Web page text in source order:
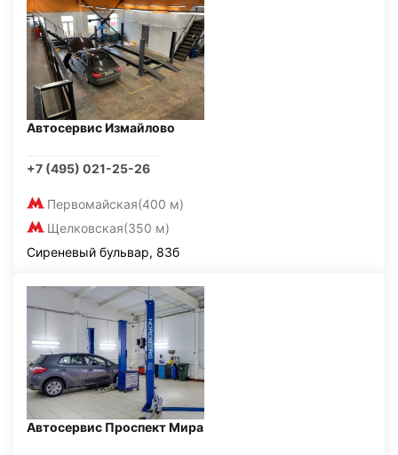
Автосервис Измайлово
+7 (495) 021-25-26
Первомайская(400 м)
Щелковская(350 м)
Сиреневый бульвар, 83б
Автосервис Проспект Мира